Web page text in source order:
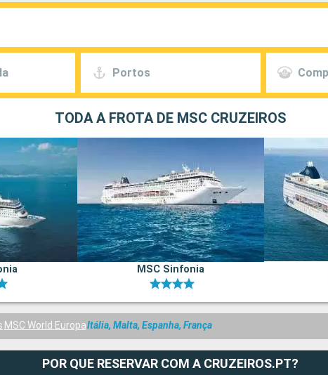
Portos
TODA A FROTA DE MSC CRUZEIROS
MSC Sinfonia
MSC World EuropaItália, Malta, Espanha, França
POR QUE RESERVAR COM A CRUZEIROS.PT?